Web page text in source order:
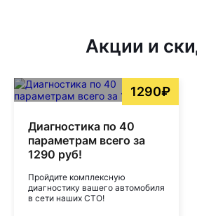
Акции и
1290₽
Диагностика по 40
параметрам всего за
1290 руб!
Пройдите комплексную
диагностику вашего автомобиля
в сети наших СТО!